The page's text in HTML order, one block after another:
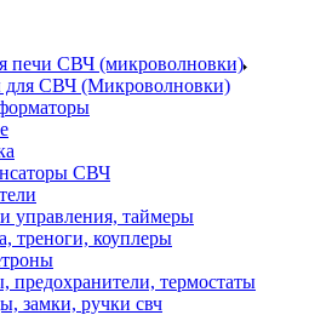
печи СВЧ (микроволновки)
СВЧ (Микроволновки)
СВЧ
управления, таймеры
треноги, коуплеры
предохранители, термостаты
замки, ручки свч